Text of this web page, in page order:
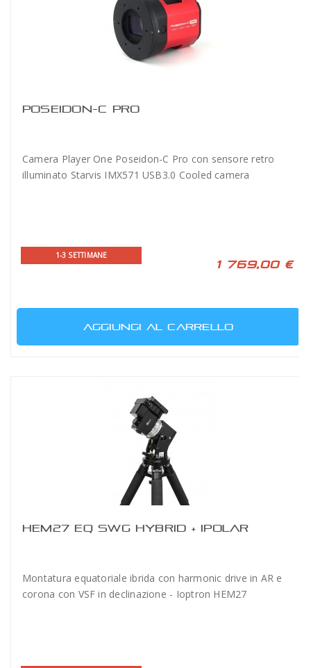
POSEIDON-C PRO
Camera Player One Poseidon-C Pro con sensore retro
illuminato Starvis IMX571 USB3.0 Cooled camera
1-3 SETTIMANE
1 769,00 €
AGGIUNGI AL CARRELLO
HEM27 EQ SWG HYBRID + IPOLAR
Montatura equatoriale ibrida con harmonic drive in AR e
corona con VSF in declinazione - Ioptron HEM27